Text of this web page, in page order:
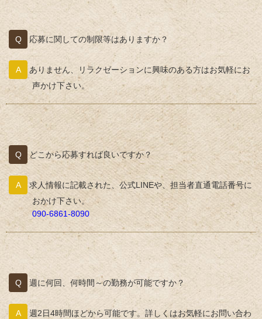
応募に関しての制限等はありますか？
ありません、リラクゼーションに興味のある方はお気軽にお
声かけ下さい。
どこから応募すれば良いですか？
求人情報に記載された、公式LINEや、担当者直通電話番号に
おかけ下さい。
090-6861-8090
週に何回、何時間～の勤務が可能ですか？
週2日4時間ほどから可能です。詳しくはお気軽にお問い合わ